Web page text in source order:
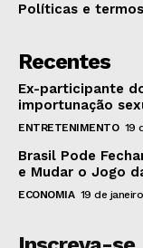
Políticas e
Recentes
Ex-participante
importunação
ENTRETENIMENTO 19
Brasil Pode
e Mudar o Jogo
ECONOMIA 19 de